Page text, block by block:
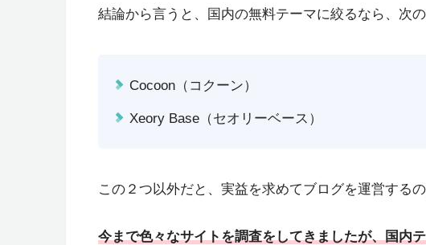
結論から言うと、国内の無料テーマに絞るなら、次
Cocoon（コクーン）
Xeory Base（セオリーベース）
この２つ以外だと、実益を求めてブログを運営する
今まで色々なサイトを調査をしてきましたが、国内